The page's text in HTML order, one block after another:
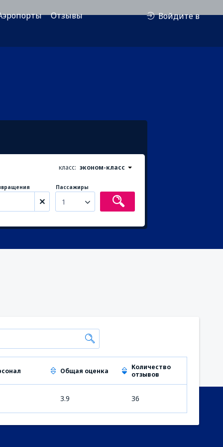
Отзывы Войдите в
класс: эконом-класс
Пассажиры
1
Общая оценка
Количество
отзывов
3.9 36